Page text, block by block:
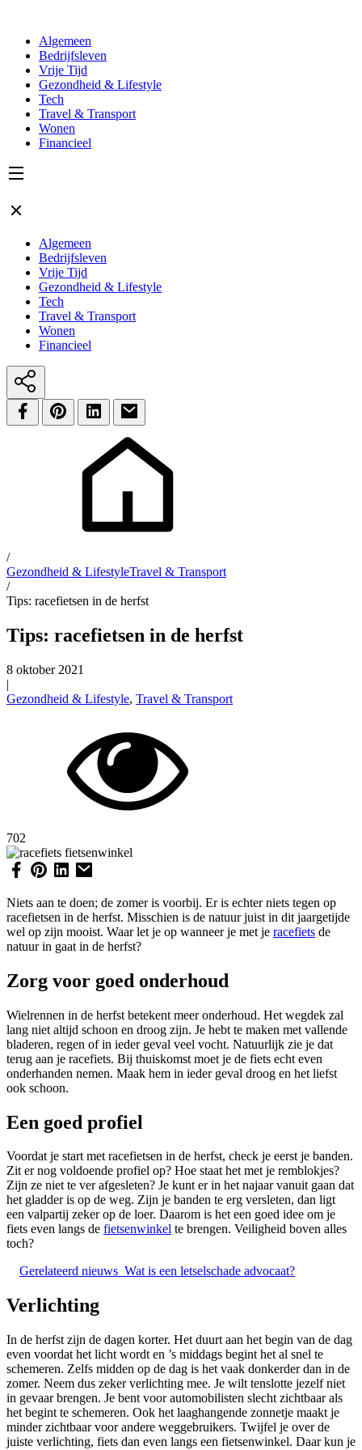
Algemeen
Bedrijfsleven
Vrije Tijd
Gezondheid & Lifestyle
Tech
Travel & Transport
Wonen
Financieel
Algemeen
Bedrijfsleven
Vrije Tijd
Gezondheid & Lifestyle
Tech
Travel & Transport
Wonen
Financieel
/
Gezondheid & LifestyleTravel & Transport
/
Tips: racefietsen in de herfst
Tips: racefietsen in de herfst
8 oktober 2021
|
Gezondheid & Lifestyle, Travel & Transport
702
Niets aan te doen; de zomer is voorbij. Er is echter niets tegen op
racefietsen in de herfst. Misschien is de natuur juist in dit jaargetijde
wel op zijn mooist. Waar let je op wanneer je met je racefiets de
natuur in gaat in de herfst?
Zorg voor goed onderhoud
Wielrennen in de herfst betekent meer onderhoud. Het wegdek zal
lang niet altijd schoon en droog zijn. Je hebt te maken met vallende
bladeren, regen of in ieder geval veel vocht. Natuurlijk zie je dat
terug aan je racefiets. Bij thuiskomst moet je de fiets echt even
onderhanden nemen. Maak hem in ieder geval droog en het liefst
ook schoon.
Een goed profiel
Voordat je start met racefietsen in de herfst, check je eerst je banden.
Zit er nog voldoende profiel op? Hoe staat het met je remblokjes?
Zijn ze niet te ver afgesleten? Je kunt er in het najaar vanuit gaan dat
het gladder is op de weg. Zijn je banden te erg versleten, dan ligt
een valpartij zeker op de loer. Daarom is het een goed idee om je
fiets even langs de fietsenwinkel te brengen. Veiligheid boven alles
toch?
Gerelateerd nieuws Wat is een letselschade advocaat?
Verlichting
In de herfst zijn de dagen korter. Het duurt aan het begin van de dag
even voordat het licht wordt en ’s middags begint het al snel te
schemeren. Zelfs midden op de dag is het vaak donkerder dan in de
zomer. Neem dus zeker verlichting mee. Je wilt tenslotte jezelf niet
in gevaar brengen. Je bent voor automobilisten slecht zichtbaar als
het begint te schemeren. Ook het laaghangende zonnetje maakt je
minder zichtbaar voor andere weggebruikers. Twijfel je over de
juiste verlichting, fiets dan even langs een fietsenwinkel. Daar kun je